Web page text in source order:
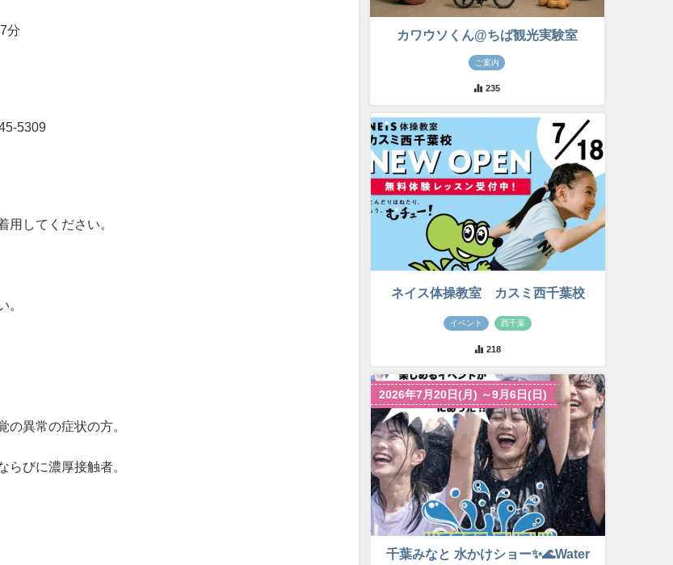
分
5309
用してください。
。
の異常の症状の方。
らびに濃厚接触者。
カワウソくん@ちば観光実験室
ご案内
235
ネイス体操教室 カスミ西千葉校
イベント 西千葉
218
2026年7月20日(月) ～9月6日(日)
千葉みなと 水かけショー✨🌊Water